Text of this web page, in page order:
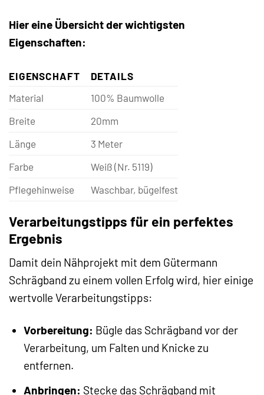
Hier eine Übersicht der wichtigsten
Eigenschaften:
EIGENSCHAFT
DETAILS
Material
100% Baumwolle
Breite
20mm
Länge
3 Meter
Farbe
Weiß (Nr. 5119)
Pflegehinweise
Waschbar, bügelfest
Verarbeitungstipps für ein perfektes
Ergebnis
Damit dein Nähprojekt mit dem Gütermann
Schrägband zu einem vollen Erfolg wird, hier einige
wertvolle Verarbeitungstipps:
Vorbereitung: Bügle das Schrägband vor der
Verarbeitung, um Falten und Knicke zu
entfernen.
Anbringen: Stecke das Schrägband mit